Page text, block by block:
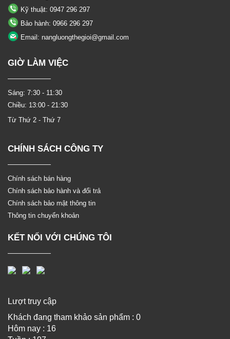
Kỹ thuật: 0947 296 297
Bảo hành: 0966 296 297
Email: nangluongthegioi@gmail.com
GIỜ LÀM VIỆC
Sáng: 7:30 - 11:30
Chiều: 13:00 - 21:30
Từ Thứ 2 - Thứ 7
CHÍNH SÁCH CÔNG TY
Chính sách bán hàng
Chính sách bảo hành và đổi trả
Chính sách bảo mật thông tin
Thông tin chuyển khoản
KẾT NỐI VỚI CHÚNG TÔI
Lượt truy cập
Khách đang tham khảo sản phẩm : 0
Hôm nay : 16